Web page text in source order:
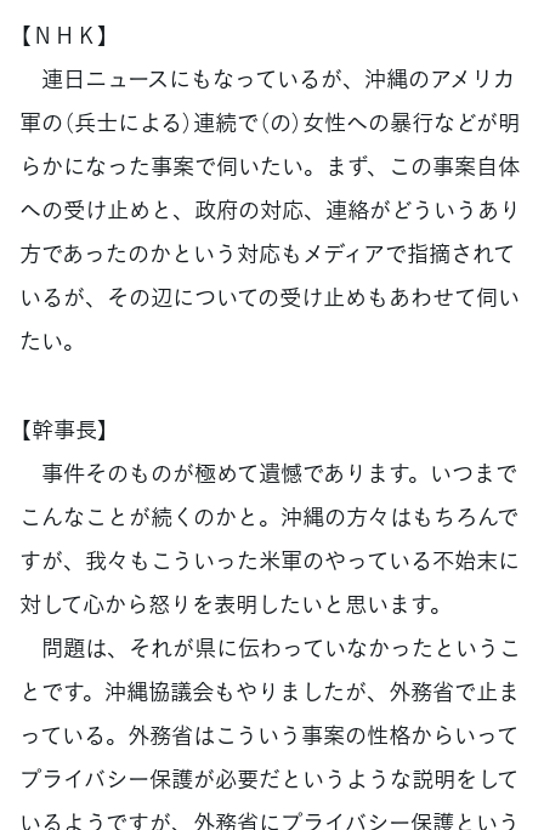
【ＮＨＫ】
連日ニュースにもなっているが、沖縄のアメリカ
軍の（兵士による）連続で（の）女性への暴行などが明
らかになった事案で伺いたい。まず、この事案自体
への受け止めと、政府の対応、連絡がどういうあり
方であったのかという対応もメディアで指摘されて
いるが、その辺についての受け止めもあわせて伺い
たい。
【幹事長】
事件そのものが極めて遺憾であります。いつまで
こんなことが続くのかと。沖縄の方々はもちろんで
すが、我々もこういった米軍のやっている不始末に
対して心から怒りを表明したいと思います。
問題は、それが県に伝わっていなかったというこ
とです。沖縄協議会もやりましたが、外務省で止ま
っている。外務省はこういう事案の性格からいって
プライバシー保護が必要だというような説明をして
いるようですが、外務省にプライバシー保護という